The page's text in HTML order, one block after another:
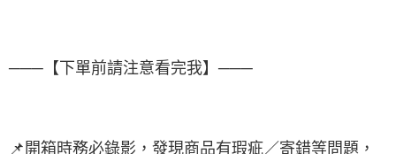
───【下單前請注意看完我】───
📌 開箱時務必錄影，發現商品有瑕疵／寄錯等問題，